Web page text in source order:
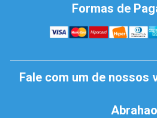
Formas de
Fale com um de nossos
Abrahao